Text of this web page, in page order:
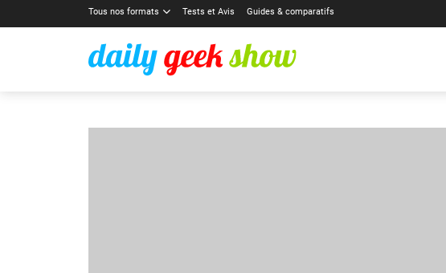
Tous nos formats Tests et Avis Guides & comparatifs